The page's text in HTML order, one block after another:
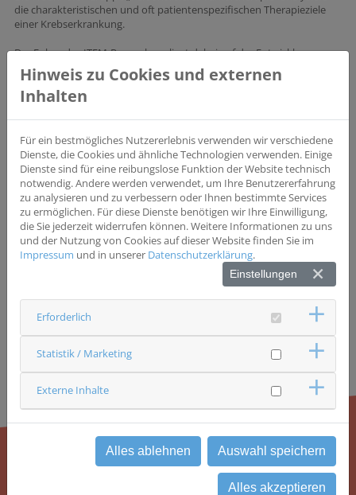
die charakteristischen und oft patientenspezifischen Therapieziele
einer Krebserkrankung.
Der Fokus des ITEM-Regensburg liegt dabei auf der Entwicklung
neuer Therapieziele und sogenannter „Vorhersagetests“ zum
Therapieansprechen. Letztere sollen helfen den Krankheitsverlauf
möglichst genau vorherzubestimmen und die geeignete Medikation
dabei helfen, gezielte Therapien zu entwickeln, die direkt an den
patientenspezifischen Eigenschaften der Krebserkrankung ansetzen.
Kontakt:Fraunhofer-Institut für Toxikologie und Experimentelle
Medizin-Regensburg, Bereich "Personalisierte Tumortherapie" | Am
BioPark 9 | 93053 Regensburg | T: 0941 298 480-21
www.item.fraunhofer.de/de/forschungsschwerpunkte/tumortherapie/
regensburg
Hinweis zu Cookies und externen
Inhalten
Für ein bestmögliches Nutzererlebnis verwenden wir verschiedene
Dienste, die Cookies und ähnliche Technologien verwenden. Einige
Dienste sind für eine reibungslose Funktion der Website technisch
notwendig. Andere werden verwendet, um Ihre Benutzererfahrung
zu analysieren und zu verbessern oder Ihnen bestimmte Services
zu ermöglichen. Für diese Dienste benötigen wir Ihre Einwilligung,
die Sie jederzeit widerrufen können. Weitere Informationen zu uns
und der Nutzung von Cookies auf dieser Website finden Sie im
Impressum und in unserer Datenschutzerklärung.
Einstellungen
Erforderlich
Statistik / Marketing
Externe Inhalte
Alles ablehnen Auswahl speichern
Alles akzeptieren